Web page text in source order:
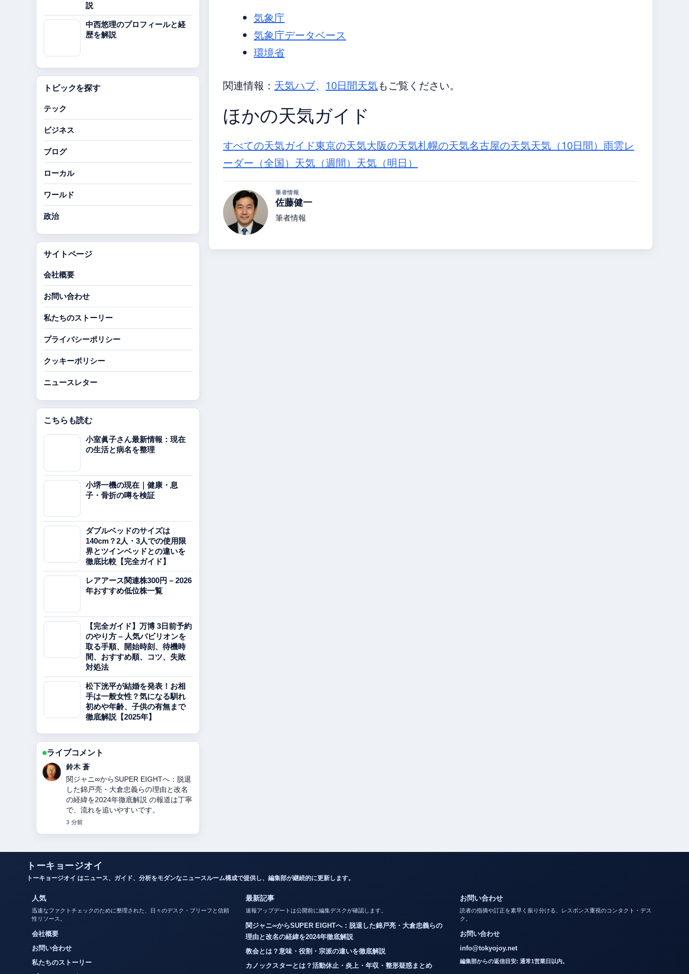
気象庁
気象庁データベース
環境省
関連情報： 天気ハブ、 10日間天気もご覧ください。
ほかの天気ガイド
すべての天気ガイド東京の天気大阪の天気札幌の天気名古屋の天気天気（10日間） 雨雲レ
ーダー（全国） 天気（週間） 天気（明日）
筆者情報
佐藤健一
筆者情報
説
中西悠理のプロフィールと経
歴を解説
トピックを探す
テック
ビジネス
ブログ
ローカル
ワールド
政治
サイトページ
会社概要
お問い合わせ
私たちのストーリー
プライバシーポリシー
クッキーポリシー
ニュースレター
こちらも読む
小室眞子さん最新情報：現在
の生活と病名を整理
小堺一機の現在｜健康・息
子・骨折の噂を検証
ダブルベッドのサイズは
140cm？2人・3人での使用限
界とツインベッドとの違いを
徹底比較【完全ガイド】
レアアース関連株300円 – 2026
年おすすめ低位株一覧
【完全ガイド】万博 3日前予約
のやり方 – 人気パビリオンを
取る手順、開始時刻、待機時
間、おすすめ順、コツ、失敗
対処法
松下洸平が結婚を発表！お相
手は一般女性？気になる馴れ
初めや年齢、子供の有無まで
徹底解説【2025年】
ライブコメント
渡辺 結衣
教会とは？意味・役割・宗派の違いを
徹底解説 周辺の検証がしっかりしてい
て安心感があります。
5 分前
トーキョージオイ
トーキョージオイ はニュース、ガイド、分析をモダンなニュースルーム構成で提供し、編集部が継続的に更新します。
迅速なファクトチェックのために整理された、日々のデスク・ブリーフと信頼
性リソース。
速報アップデートは公開前に編集デスクが確認します。
理由と改名の経緯を2024年徹底解説
読者の指摘や訂正を素早く振り分ける、レスポンス重視のコンタクト・デス
ク。